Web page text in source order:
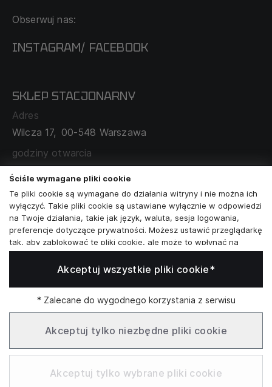
DOSTAWA I PŁATNOŚĆ
O NAS
MAPA SERWISU
ZAMÓWIENIA KORPORACYJNE
WSPÓŁPRACA Z PARTNERAMI
Obserwuj nas:
INSTAGRAM/ FACEBOOK
SKLEP STACJONARNY
Adres
Wilcza 17, 00-548 Warszawa
godziny otwarcia
poniedziałek - sobota: 11:00 - 19:00
Skontaktuj się z nami
+48573581161
info@reytel.pl
Whatsapp
Infolinia: Pn–Pt 09:00–17:00
Ściśle wymagane pliki cookie
Te pliki cookie są wymagane do działania witryny i nie można ich
wyłączyć. Takie pliki cookie są ustawiane wyłącznie w odpowiedzi
na Twoje działania, takie jak język, waluta, sesja logowania,
preferencje dotyczące prywatności. Możesz ustawić przeglądarkę
tak, aby zablokować te pliki cookie, ale może to wpłynąć na
sposób działania naszej witryny.
Analizy i statystyki
Marketing i retargeting
Te pliki cookie są zwykle ustawiane przez naszych partnerów
marketingowych i reklamowych. Mogą być przez nich
wykorzystywane do tworzenia profilu Twoich zainteresowań, a
następnie wyświetlania odpowiednich reklam. Jeśli nie zezwolisz
Twoich interesów.
Akceptuj wszystkie pliki cookie*
* Zalecane do wygodnego korzystania z serwisu
Akceptuj tylko niezbędne pliki cookie
Akceptuj tylko wybrane pliki cookie